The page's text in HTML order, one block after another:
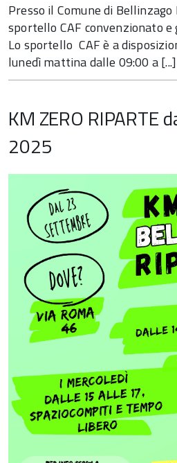
Presso il Comune di
sportello CAF convenzionato e
Lo sportello CAF è a
lunedì mattina dalle 09:00 a [...]
KM ZERO RIPARTE
2025